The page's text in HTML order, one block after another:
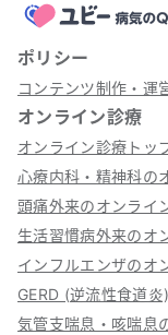
ポリシー
コンテンツ制作・運
オンライン診療
オンライン診療トッ
心療内科・精神科の
頭痛外来のオンライ
生活習慣病外来のオ
インフルエンザのオ
GERD (逆流性食道
気管支喘息・咳喘息